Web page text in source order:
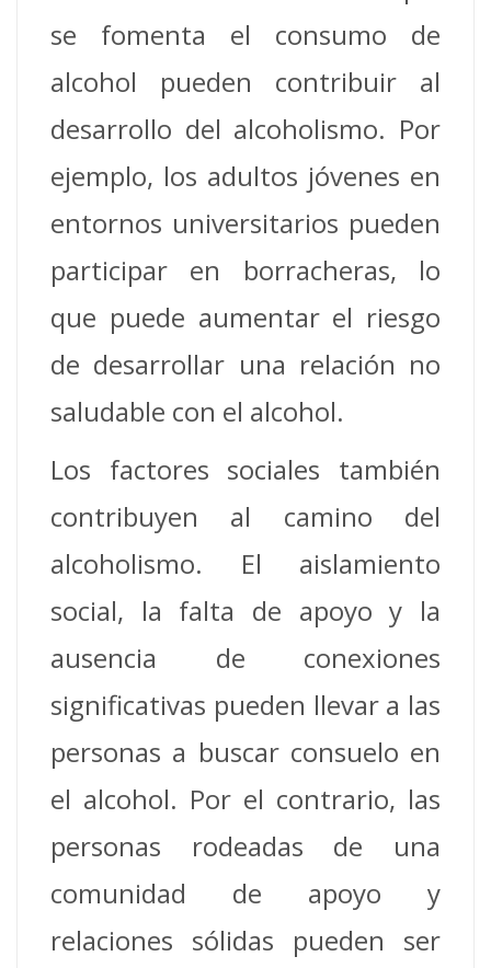
se fomenta el consumo de
alcohol pueden contribuir al
desarrollo del alcoholismo. Por
ejemplo, los adultos jóvenes en
entornos universitarios pueden
participar en borracheras, lo
que puede aumentar el riesgo
de desarrollar una relación no
saludable con el alcohol.
Los factores sociales también
contribuyen al camino del
alcoholismo.
El aislamiento
social, la falta de apoyo y la
ausencia de conexiones
significativas pueden llevar a las
personas a buscar consuelo en
el alcohol. Por el contrario, las
personas rodeadas de una
comunidad de apoyo y
relaciones sólidas pueden ser